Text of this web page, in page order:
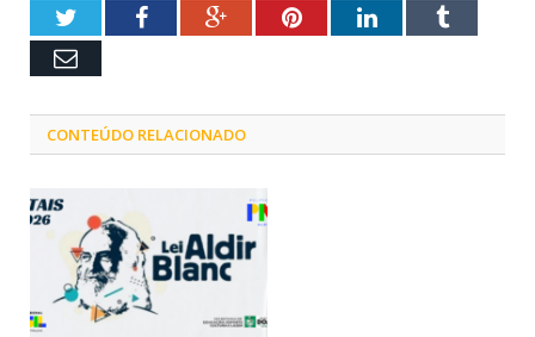
TwitterFacebookGoogle+PinterestLinkedInTumblr
Email
CONTEÚDO RELACIONADO